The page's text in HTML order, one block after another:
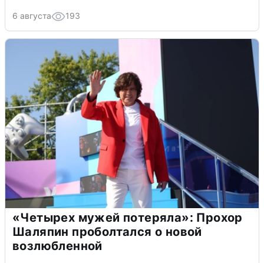
6 августа 193
«Четырех мужей потеряла»: Прохор
Шаляпин проболтался о новой
возлюбленной